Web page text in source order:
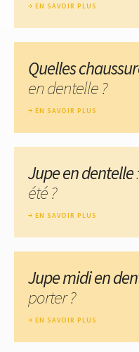
EN SAVOIR PLUS
Quelles
en dentelle ?
EN SAVOIR PLUS
Jupe en dentelle
été ?
EN SAVOIR PLUS
Jupe midi en
porter ?
EN SAVOIR PLUS